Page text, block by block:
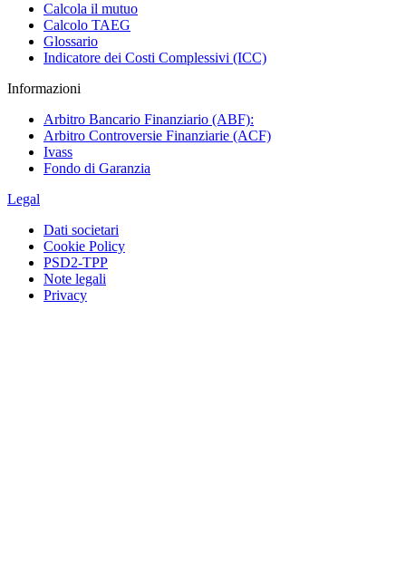
Calcola il mutuo
Calcolo TAEG
Glossario
Indicatore dei Costi Complessivi (ICC)
Informazioni
Arbitro Bancario Finanziario (ABF):
Arbitro Controversie Finanziarie (ACF)
Ivass
Fondo di Garanzia
Legal
Dati societari
Cookie Policy
PSD2-TPP
Note legali
Privacy